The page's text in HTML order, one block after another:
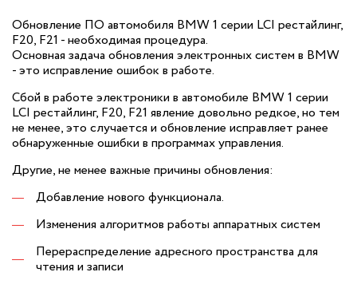
Обновление ПО автомобиля BMW 1 серии LCI рестайлинг,
F20, F21 - необходимая процедура.
Основная задача обновления электронных систем в BMW
- это исправление ошибок в работе.
Сбой в работе электроники в автомобиле BMW 1 серии
LCI рестайлинг, F20, F21 явление довольно редкое, но тем
не менее, это случается и обновление исправляет ранее
обнаруженные ошибки в программах управления.
Другие, не менее важные причины обновления:
Добавление нового функционала.
Изменения алгоритмов работы аппаратных систем
Перераспределение адресного пространства для
чтения и записи